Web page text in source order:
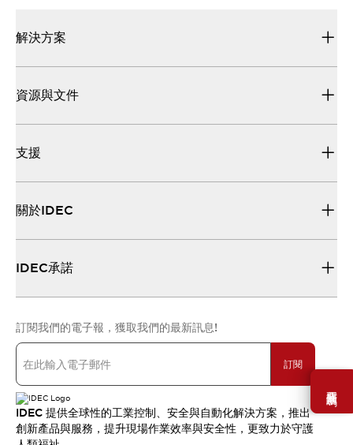
需要幫助嗎？
解決方案
資源與文件
支援
關於IDEC
IDEC承諾
訂閱我們的電子報，獲取我們的最新訊息!
訂閱
IDEC 提供全球性的工業控制、安全與自動化解決方案，推出
創新產品與服務，提升現場作業效率與安全性，更致力於守護